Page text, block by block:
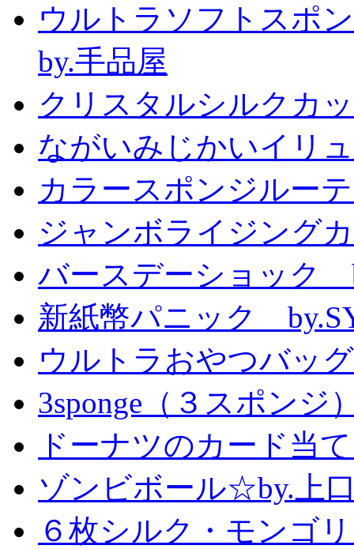
ウルトラソフトスポ
by.手品屋
クリスタルシルクカ
ながいみじかいイリ
カラースポンジルー
ジャンボライジング
バースデーショック
新紙幣パニック
ウルトラおやつバッ
3sponge（３スポン
ドーナツのカード当
ゾンビボール☆by.上
６枚シルク・モンゴ